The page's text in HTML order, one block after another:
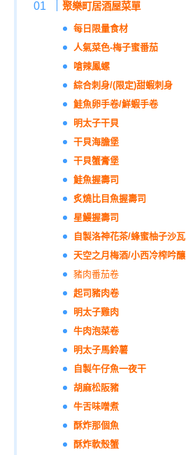
聚樂町居酒屋菜單
每日限量食材
人氣菜色-梅子蜜番茄
嗆辣鳳螺
綜合刺身/(限定)甜蝦刺身
鮭魚卵手卷/鮮蝦手卷
明太子干貝
干貝海膽堡
干貝蟹膏堡
鮭魚握壽司
炙燒比目魚握壽司
星鰻握壽司
自製洛神花茶/蜂蜜柚子沙瓦
天空之月梅酒/小西冷榨吟釀
豬肉番茄卷
起司豬肉卷
明太子雞肉
牛肉泡菜卷
明太子馬鈴薯
自製午仔魚一夜干
胡麻松阪豬
牛舌味噌煮
酥炸那個魚
酥炸軟殼蟹